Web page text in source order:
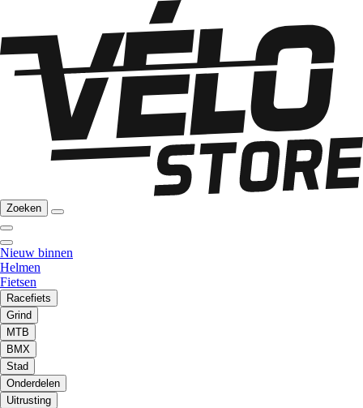
Zoeken
Nieuw binnen
Helmen
Fietsen
Racefiets
Grind
MTB
BMX
Stad
Onderdelen
Uitrusting